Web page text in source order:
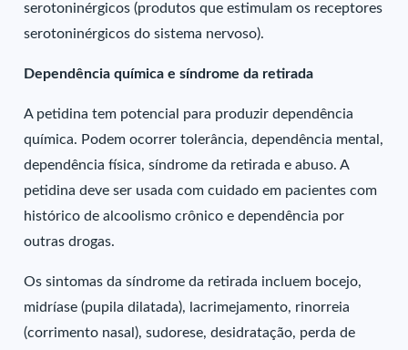
serotoninérgicos (produtos que estimulam os receptores
serotoninérgicos do sistema nervoso).
Dependência química e síndrome da retirada
A petidina tem potencial para produzir dependência
química. Podem ocorrer tolerância, dependência mental,
dependência física, síndrome da retirada e abuso. A
petidina deve ser usada com cuidado em pacientes com
histórico de alcoolismo crônico e dependência por
outras drogas.
Os sintomas da síndrome da retirada incluem bocejo,
midríase (pupila dilatada), lacrimejamento, rinorreia
(corrimento nasal), sudorese, desidratação, perda de